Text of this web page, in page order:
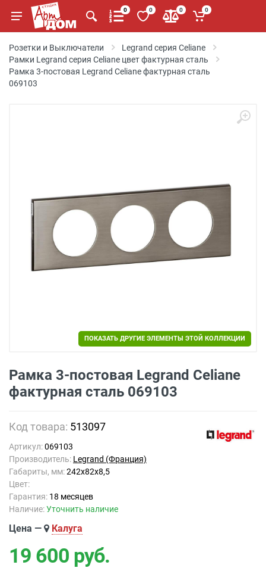
0 0 0 0
Розетки и Выключатели
Legrand серия Celiane
Рамки Legrand серия Celiane цвет фактурная сталь
Рамка 3-постовая Legrand Celiane фактурная сталь
069103
ПОКАЗАТЬ ДРУГИЕ ЭЛЕМЕНТЫ ЭТОЙ КОЛЛЕКЦИИ
Рамка 3-постовая Legrand Celiane
фактурная сталь 069103
Код товара: 513097
Артикул:069103
Производитель: Legrand (Франция)
Габариты, мм:242x82x8,5
Цвет:
Гарантия: 18 месяцев
Наличие:Уточнить наличие
Цена — Калуга
19 600 руб.